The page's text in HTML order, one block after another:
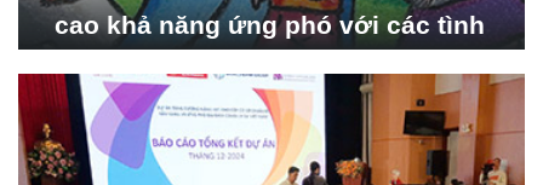
cao khả năng ứng phó với các tình